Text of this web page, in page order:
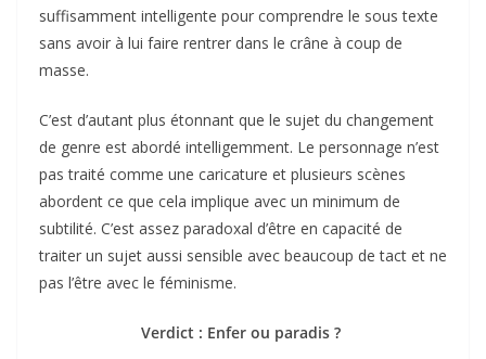
suffisamment intelligente pour comprendre le sous texte
sans avoir à lui faire rentrer dans le crâne à coup de
masse.
C’est d’autant plus étonnant que le sujet du changement
de genre est abordé intelligemment. Le personnage n’est
pas traité comme une caricature et plusieurs scènes
abordent ce que cela implique avec un minimum de
subtilité. C’est assez paradoxal d’être en capacité de
traiter un sujet aussi sensible avec beaucoup de tact et ne
pas l’être avec le féminisme.
Verdict : Enfer ou paradis ?